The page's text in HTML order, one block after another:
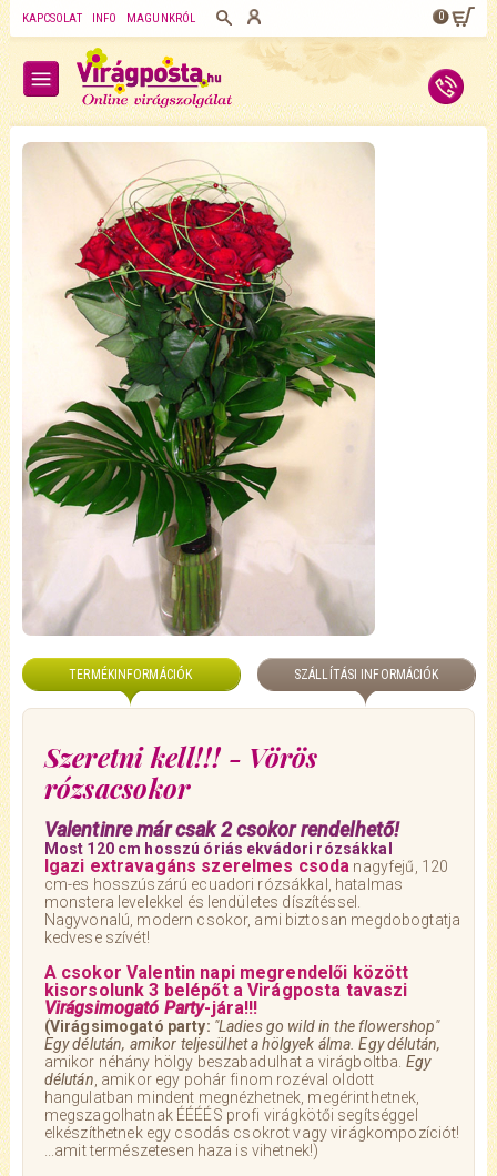
KAPCSOLAT INFO MAGUNKRÓL 0
TERMÉKINFORMÁCIÓK SZÁLLÍTÁSI INFORMÁCIÓK
Szeretni kell!!! - Vörös
rózsacsokor
Valentinre már csak 2 csokor rendelhető!
Most 120 cm hosszú óriás ekvádori rózsákkal
Igazi extravagáns szerelmes csoda nagyfejű, 120
cm-es hosszúszárú ecuadori rózsákkal, hatalmas
monstera levelekkel és lendületes díszítéssel.
Nagyvonalú, modern csokor, ami biztosan megdobogtatja
kedvese szívét!
A csokor Valentin napi megrendelői között
kisorsolunk 3 belépőt a Virágposta tavaszi
Virágsimogató Party-jára!!!
(Virágsimogató party: "Ladies go wild in the flowershop"
Egy délután, amikor teljesülhet a hölgyek álma. Egy délután,
amikor néhány hölgy beszabadulhat a virágboltba. Egy
délután , amikor egy pohár finom rozéval oldott
hangulatban mindent megnézhetnek, megérinthetnek,
megszagolhatnak ÉÉÉÉS profi virágkötői segítséggel
elkészíthetnek egy csodás csokrot vagy virágkompozíciót!
...amit természetesen haza is vihetnek!)